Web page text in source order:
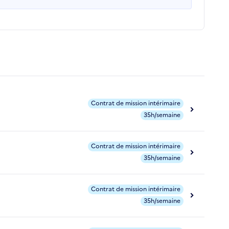
Contrat de mission intérimaire
35h/semaine
Contrat de mission intérimaire
35h/semaine
Contrat de mission intérimaire
35h/semaine